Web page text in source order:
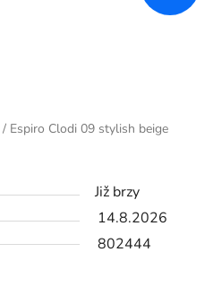
/ Espiro Clodi 09 stylish beige
Již brzy
14.8.2026
802444